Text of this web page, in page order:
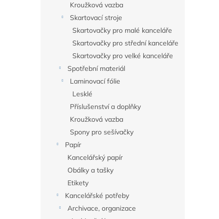
Kroužková vazba
Skartovací stroje
Skartovačky pro malé kanceláře
Skartovačky pro střední kanceláře
Skartovačky pro velké kanceláře
Spotřební materiál
Laminovací fólie
Lesklé
Příslušenství a doplňky
Kroužková vazba
Spony pro sešívačky
Papír
Kancelářský papír
Obálky a tašky
Etikety
Kancelářské potřeby
Archivace, organizace